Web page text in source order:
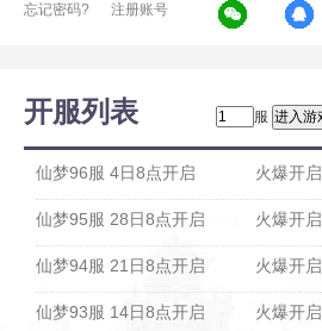
忘记密码? 注册账号
开服列表 服
火爆开启
仙梦96服 4日8点开启
火爆开启
仙梦95服 28日8点开启
火爆开启
仙梦94服 21日8点开启
火爆开启
仙梦93服 14日8点开启